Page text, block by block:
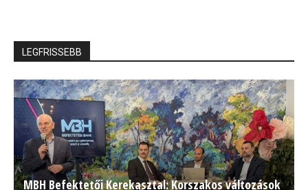
LEGFRISSEBB
MBH Befektetői Kerekasztal: Korszakos változások